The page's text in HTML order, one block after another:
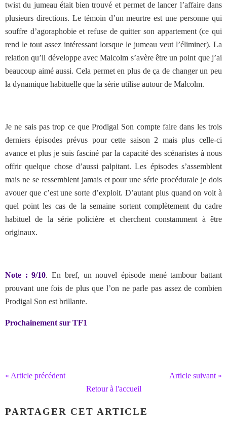
twist du jumeau était bien trouvé et permet de lancer l’affaire dans
plusieurs directions. Le témoin d’un meurtre est une personne qui
souffre d’agoraphobie et refuse de quitter son appartement (ce qui
rend le tout assez intéressant lorsque le jumeau veut l’éliminer). La
relation qu’il développe avec Malcolm s’avère être un point que j’ai
beaucoup aimé aussi. Cela permet en plus de ça de changer un peu
la dynamique habituelle que la série utilise autour de Malcolm.
Je ne sais pas trop ce que Prodigal Son compte faire dans les trois
derniers épisodes prévus pour cette saison 2 mais plus celle-ci
avance et plus je suis fasciné par la capacité des scénaristes à nous
offrir quelque chose d’aussi palpitant. Les épisodes s’assemblent
mais ne se ressemblent jamais et pour une série procédurale je dois
avouer que c’est une sorte d’exploit. D’autant plus quand on voit à
quel point les cas de la semaine sortent complètement du cadre
habituel de la série policière et cherchent constamment à être
originaux.
Note : 9/10. En bref, un nouvel épisode mené tambour battant
prouvant une fois de plus que l’on ne parle pas assez de combien
Prodigal Son est brillante.
Prochainement sur TF1
« Article précédent
Article suivant »
Retour à l'accueil
PARTAGER CET ARTICLE